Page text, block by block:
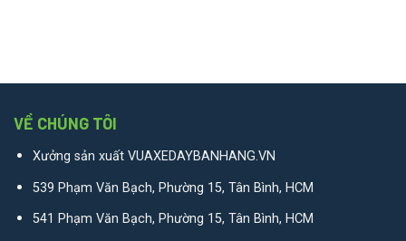
VỀ CHÚNG TÔI
Xưởng sản xuất VUAXEDAYBANHANG.VN
539 Phạm Văn Bạch, Phường 15, Tân Bình, HCM
541 Phạm Văn Bạch, Phường 15, Tân Bình, HCM